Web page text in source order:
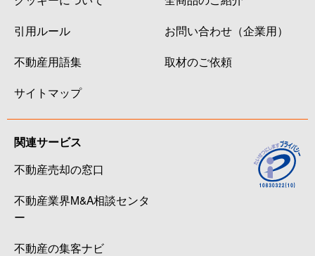
引用ルール
不動産用語集
サイトマップ
お問い合わせ（企業用）
取材のご依頼
関連サービス
不動産売却の窓口
不動産業界M&A相談センタ
ー
不動産の集客ナビ